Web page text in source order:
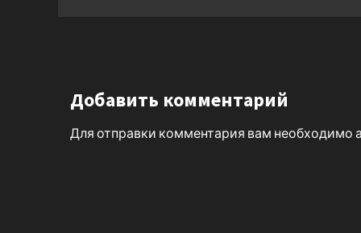
Добавить комментарий
Для отправки комментария вам необходимо